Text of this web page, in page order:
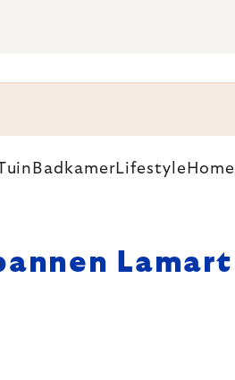
BadkamerLifestyle Home
Lamart